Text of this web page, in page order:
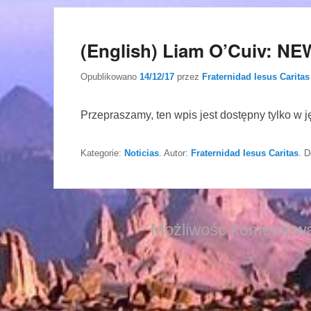
(English) Liam O’Cuiv:
Opublikowano 14/12/17 przez Fraternidad Iesus Caritas
Przepraszamy, ten wpis jest dostępny tylko w
Kategorie: Noticias . Autor: Fraternidad Iesus Caritas .
Możliwość